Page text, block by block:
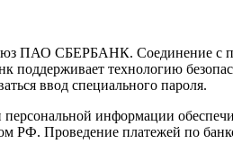
ПАО СБЕРБАНК. Соединение с
технологию
ввод специального пароля.
информации
РФ. Проведение платежей по